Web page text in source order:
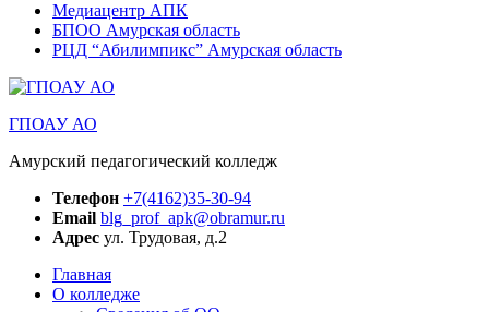
Медиацентр АПК
БПОО Амурская область
РЦД “Абилимпикс” Амурская область
ГПОАУ АО
Амурский педагогический колледж
Телефон +7(4162)35-30-94
Email blg_prof_apk@obramur.ru
Адрес ул. Трудовая, д.2
Главная
О колледже